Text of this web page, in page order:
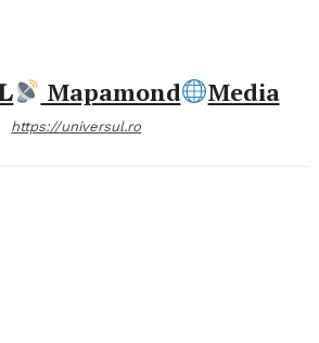
Mapamond Media
https://universul.ro